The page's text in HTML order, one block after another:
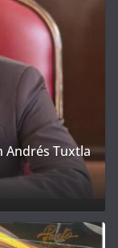
Andrés Tuxtla